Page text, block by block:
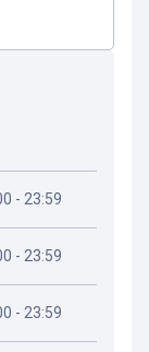
- 23:59
- 23:59
- 23:59